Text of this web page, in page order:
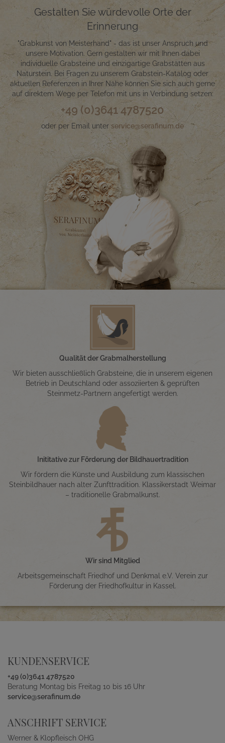
Gestalten Sie würdevolle Orte der
Erinnerung
"Grabkunst von Meisterhand" - das ist unser Anspruch und
unsere Motivation. Gern gestalten wir mit Ihnen dabei
individuelle Grabsteine und einzigartige Grabstätten aus
Naturstein. Bei Fragen zu unserem Grabstein-Katalog oder
aktuellen Referenzen in Ihrer Nähe können Sie sich auch gerne
auf direktem Wege per Telefon mit uns in Verbindung setzen:
+49 (0)3641 4787520
oder per Email unter service@serafinum.de
Qualität der Grabmalherstellung
Wir bieten ausschließlich Grabsteine, die in unserem eigenen
Betrieb in Deutschland oder assoziierten & geprüften
Steinmetz-Partnern angefertigt werden.
Inititative zur Förderung der Bildhauertradition
Wir fördern die Künste und Ausbildung zum klassischen
Steinbildhauer nach alter Zunfttradition. Klassikerstadt Weimar
– traditionelle Grabmalkunst.
Wir sind Mitglied
Arbeitsgemeinschaft Friedhof und Denkmal e.V. Verein zur
Förderung der Friedhofkultur in Kassel.
KUNDENSERVICE
+49 (0)3641 4787520
Beratung Montag bis Freitag 10 bis 16 Uhr
service@serafinum.de
ANSCHRIFT SERVICE
Werner & Klopfleisch OHG